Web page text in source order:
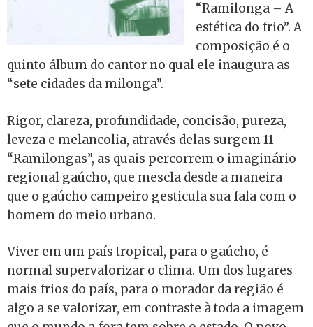
“Ramilonga – A
estética do frio”. A
composição é o
quinto álbum do cantor no qual ele inaugura as
“sete cidades da milonga”.
Rigor, clareza, profundidade, concisão, pureza,
leveza e melancolia, através delas surgem 11
“Ramilongas”, as quais percorrem o imaginário
regional gaúcho, que mescla desde a maneira
que o gaúcho campeiro gesticula sua fala com o
homem do meio urbano.
Viver em um país tropical, para o gaúcho, é
normal supervalorizar o clima. Um dos lugares
mais frios do país, para o morador da região é
algo a se valorizar, em contraste à toda a imagem